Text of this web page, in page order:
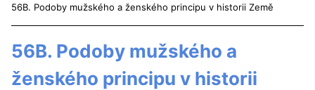
56B. Podoby mužského a ženského principu v historii Země
56B. Podoby mužského a
ženského principu v historii